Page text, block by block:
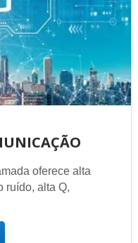
oferece alta
ruído, alta Q,